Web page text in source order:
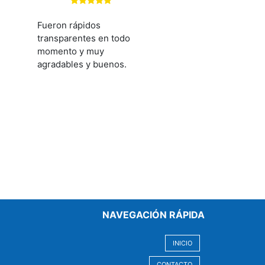
Fueron rápidos
transparentes en todo
momento y muy
agradables y buenos.
NAVEGACIÓN RÁPIDA
INICIO